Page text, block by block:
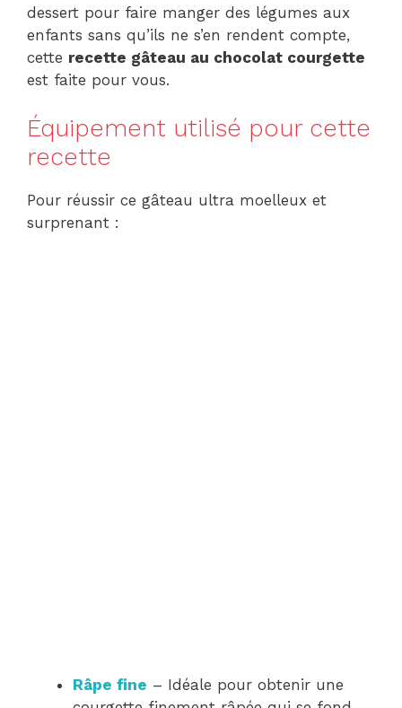
dessert pour faire manger des légumes aux
enfants sans qu’ils ne s’en rendent compte,
cette recette gâteau au chocolat courgette
est faite pour vous.
Équipement utilisé pour cette
recette
Pour réussir ce gâteau ultra moelleux et
surprenant :
Râpe fine – Idéale pour obtenir une